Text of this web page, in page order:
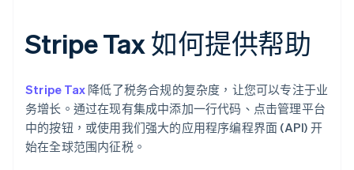
Stripe Tax 如何提供帮助
Stripe Tax 降低了税务合规的复杂度，让您可以专注于业
务增长。通过在现有集成中添加一行代码、点击管理平台
中的按钮，或使用我们强大的应用程序编程界面 (API) 开
始在全球范围内征税。